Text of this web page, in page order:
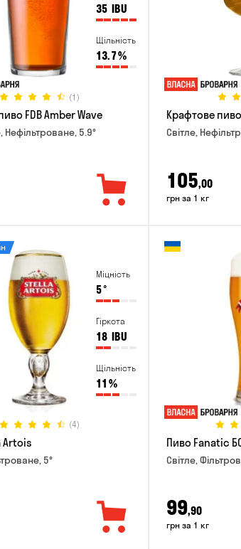
35 IBU
Щільність
13.7%
(1)
FDB Amber Wave
Нефільтроване, 5.9°
Крафтове пиво
Світле,
105,00
грн за 1 кг
Міцність
5°
Гіркота
18 IBU
Щільність
11 %
(4)
Artois
5°
Пиво Fanatic
Світле,
99,90
грн за 1 кг